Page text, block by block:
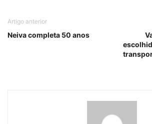
Artigo anterior
Neiva completa 50 anos